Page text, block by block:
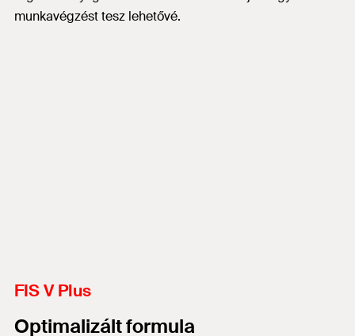
munkavégzést tesz lehetővé.
FIS V Plus
Optimalizált formula